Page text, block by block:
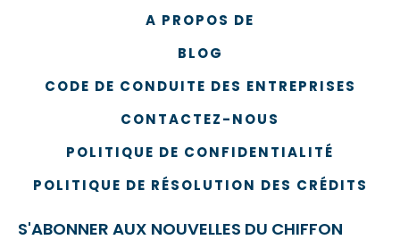
A PROPOS DE
BLOG
CODE DE CONDUITE DES ENTREPRISES
CONTACTEZ-NOUS
POLITIQUE DE CONFIDENTIALITÉ
POLITIQUE DE RÉSOLUTION DES CRÉDITS
S'ABONNER AUX NOUVELLES DU CHIFFON